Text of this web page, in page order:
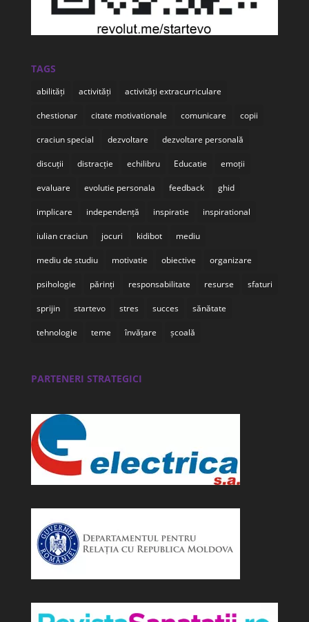
TAGS
abilități activități activități extracurriculare
chestionar citate motivationale comunicare copii
craciun special dezvoltare dezvoltare personală
discuții distracție echilibru Educatie emoții
evaluare evolutie personala feedback ghid
implicare independență inspiratie inspirational
iulian craciun jocuri kidibot mediu
mediu de studiu motivatie obiective organizare
psihologie părinți responsabilitate resurse sfaturi
sprijin startevo stres succes sănătate
tehnologie teme învățare școală
PARTENERI STRATEGICI